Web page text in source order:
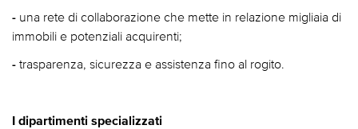
- una rete di collaborazione che mette in relazione migliaia di
immobili e potenziali acquirenti;
- trasparenza, sicurezza e assistenza fino al rogito.
I dipartimenti specializzati